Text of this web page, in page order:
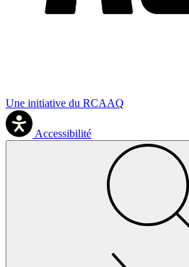
Une initiative du RCAAQ
Accessibilité